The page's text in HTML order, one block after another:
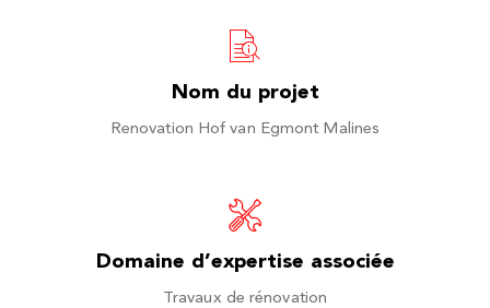
Nom du projet
Renovation Hof van Egmont Malines
Domaine d’expertise associée
Travaux de rénovation